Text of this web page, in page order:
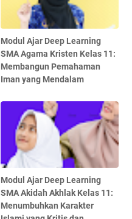
Modul Ajar Deep Learning
SMA Agama Kristen Kelas 11:
Membangun Pemahaman
Iman yang Mendalam
Modul Ajar Deep Learning
SMA Akidah Akhlak Kelas 11:
Menumbuhkan Karakter